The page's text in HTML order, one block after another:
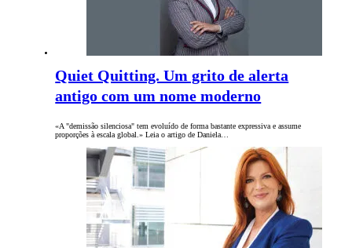
Quiet Quitting. Um grito de alerta
antigo com um nome moderno
«A "demissão silenciosa" tem evoluído de forma bastante expressiva e assume
proporções à escala global.» Leia o artigo de Daniela…